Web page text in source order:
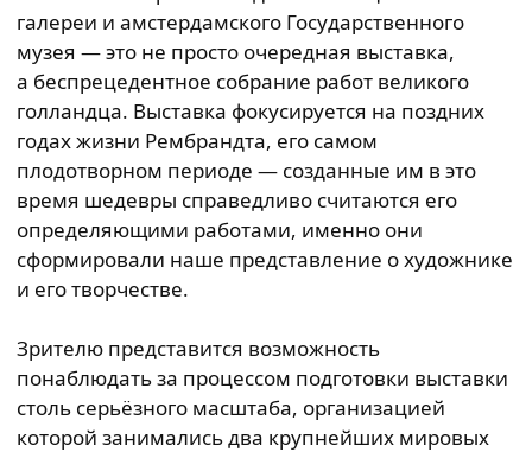
галереи и амстердамского Государственного
музея — это не просто очередная выставка,
а беспрецедентное собрание работ великого
голландца. Выставка фокусируется на поздних
годах жизни Рембрандта, его самом
плодотворном периоде — созданные им в это
время шедевры справедливо считаются его
определяющими работами, именно они
сформировали наше представление о художнике
и его творчестве.
Зрителю представится возможность
понаблюдать за процессом подготовки выставки
столь серьёзного масштаба, организацией
которой занимались два крупнейших мировых